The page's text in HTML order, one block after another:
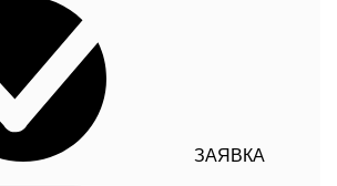
ЗАЯВКА